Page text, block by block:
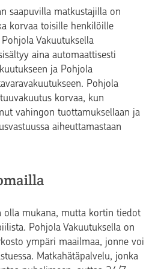
saapuvilla matkustajilla on
korvaa toisille henkilöille
Vakuutuksella
aina automaattisesti
ja Pohjola
Pohjola
korvaa, kun
vahingon tuottamuksellaan ja
aiheuttamastaan
olla mukana, mutta kortin tiedot
Pohjola Vakuutuksella on
ympäri maailmaa, jonne voi
Matkahätäpalvelu, jonka